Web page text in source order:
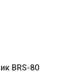
BRS-80